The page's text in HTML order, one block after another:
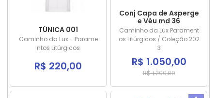
TÚNICA 001
Caminho da Lux - Parame
ntos Litúrgicos
R$ 220,00
Conj Capa de Asperge
e Véu md 36
Caminho da Lux Parament
os Litúrgicos / Coleção 202
3
R$ 1.050,00
R$ 1.200,00